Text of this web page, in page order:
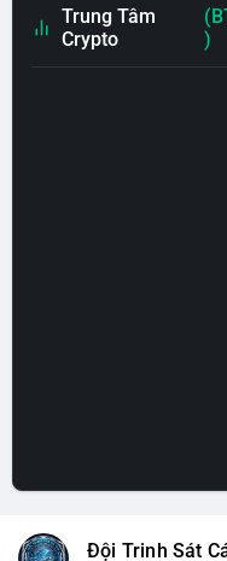
Trung Tâm
Crypto
)
Đội Trinh Sát